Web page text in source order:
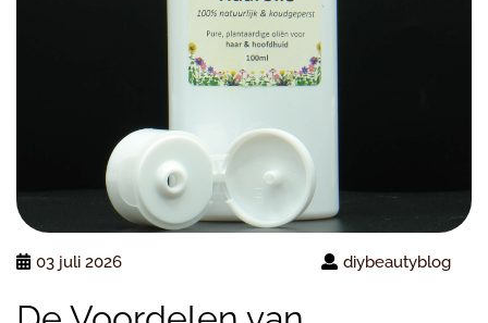
03 juli 2026 diybeautyblog